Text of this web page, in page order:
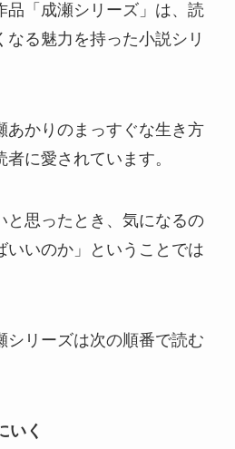
品「成瀬シリーズ」は、読
る魅力を持った小説シリ
あかりのまっすぐな生き方
に愛されています。
と思ったとき、気になるの
いいのか」ということでは
シリーズは次の順番で読む
いく